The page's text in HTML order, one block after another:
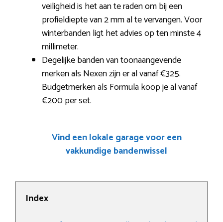
veiligheid is het aan te raden om bij een
profieldiepte van 2 mm al te vervangen. Voor
winterbanden ligt het advies op ten minste 4
millimeter.
Degelijke banden van toonaangevende
merken als Nexen zijn er al vanaf €325.
Budgetmerken als Formula koop je al vanaf
€200 per set.
Vind een lokale garage voor een
vakkundige bandenwissel
Index